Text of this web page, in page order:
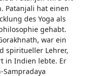
Patanjali hat einen
des Yoga als
gehabt.
war ein
spiritueller Lehrer,
in Indien lebte. Er